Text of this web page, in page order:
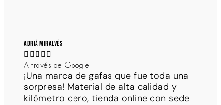
Adrià Miralvés
    
A través de Google
¡Una marca de gafas que fue toda una
sorpresa! Material de alta calidad y
kilómetro cero, tienda online con sede